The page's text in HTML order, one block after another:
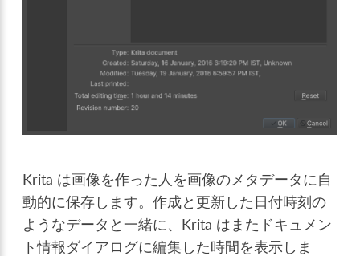
Krita は画像を作った人を画像のメタデータに自
動的に保存します。作成と更新した日付時刻の
ようなデータと一緒に、Krita はまたドキュメン
ト情報ダイアログに編集した時間を表示しま